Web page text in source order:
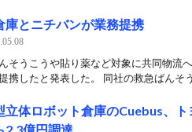
庫とニチバンが業務提携
そうこうや貼り薬など対象に共同物流
携したと発表した。 同社の救急ばんそ
立体ロボット倉庫のCuebus、